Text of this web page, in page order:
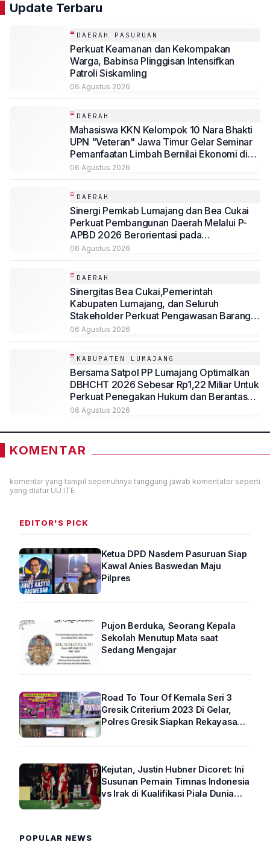
Update Terbaru
DAERAH PASURUAN
Perkuat Keamanan dan Kekompakan
Warga, Babinsa Plinggisan Intensifkan
Patroli Siskamling
06 Agustus 2026
DAERAH
Mahasiswa KKN Kelompok 10 Nara Bhakti
UPN "Veteran" Jawa Timur Gelar Seminar
Pemanfaatan Limbah Bernilai Ekonomi di
Desa Mojoduwur
06 Agustus 2026
DAERAH
Sinergi Pemkab Lumajang dan Bea Cukai
Perkuat Pembangunan Daerah Melalui P-
APBD 2026 Berorientasi pada
Kesejahteraan Masyarakat
06 Agustus 2026
DAERAH
Sinergitas Bea Cukai,Pemerintah
Kabupaten Lumajang, dan Seluruh
Stakeholder Perkuat Pengawasan Barang
Kena Cukai Ilegal Melalui Pemanfaatan
06 Agustus 2026
KABUPATEN LUMAJANG
Bersama Satpol PP Lumajang Optimalkan
DBHCHT 2026 Sebesar Rp1,22 Miliar Untuk
Perkuat Penegakan Hukum dan Berantas
Rokok Ilegal
06 Agustus 2026
KOMENTAR
komentar yang tampil sepenuhnya tanggung jawab komentator seperti
yang diatur UU ITE
EDITOR'S PICK
Ketua DPD Nasdem Pasuruan Siap
Kawal Anies Baswedan Maju
Pilpres
Pujon Berduka, Seorang Kepala
Sekolah Menutup Mata saat
Sedang Mengajar
Road To Tour Of Kemala Seri 3
Gresik Criterium 2023 Di Gelar,
Polres Gresik Siapkan Rekayasa
Kejutan, Justin Hubner Dicoret: Ini
Susunan Pemain Timnas Indonesia
vs Irak di Kualifikasi Piala Dunia
POPULAR NEWS